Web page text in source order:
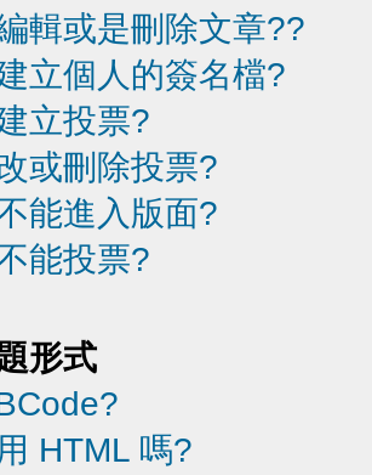
輯或是刪除文章??
立個人的簽名檔?
立投票?
或刪除投票?
能進入版面?
能投票?
形式
HTML 嗎?